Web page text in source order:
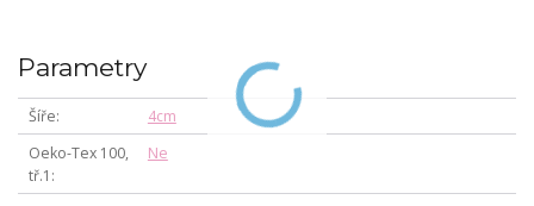
Parametry
Šíře
4cm
Oeko-Tex 100,
tř.1
Ne